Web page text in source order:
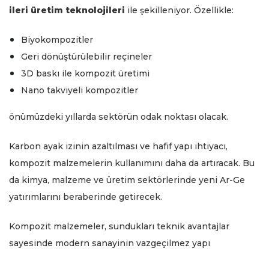
ileri üretim teknolojileri ile şekilleniyor. Özellikle:
Biyokompozitler
Geri dönüştürülebilir reçineler
3D baskı ile kompozit üretimi
Nano takviyeli kompozitler
önümüzdeki yıllarda sektörün odak noktası olacak.
Karbon ayak izinin azaltılması ve hafif yapı ihtiyacı,
kompozit malzemelerin kullanımını daha da artıracak. Bu
da kimya, malzeme ve üretim sektörlerinde yeni Ar-Ge
yatırımlarını beraberinde getirecek.
Kompozit malzemeler, sundukları teknik avantajlar
sayesinde modern sanayinin vazgeçilmez yapı